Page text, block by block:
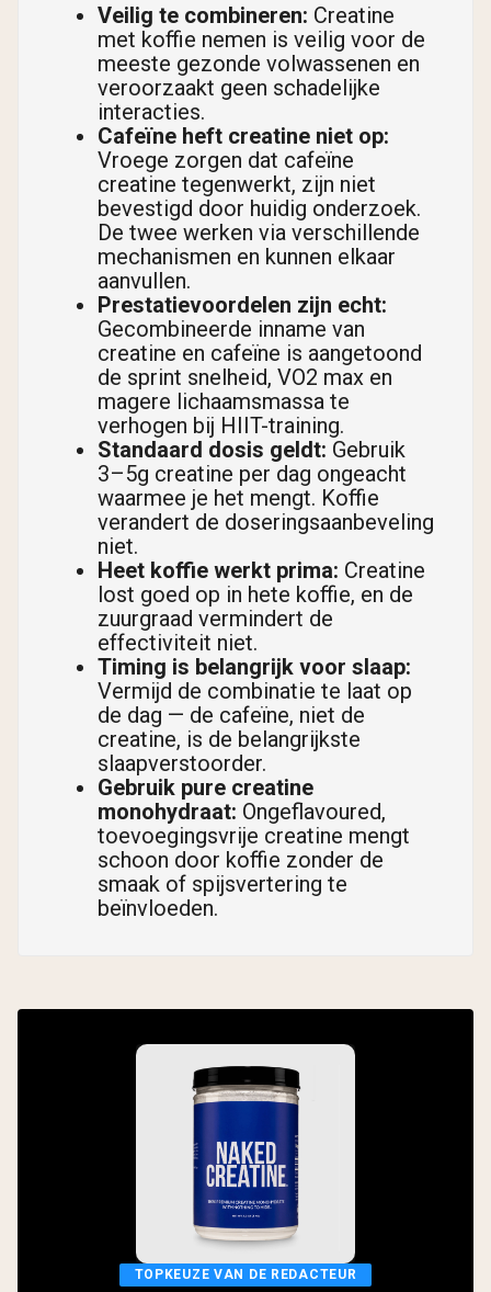
Veilig te combineren: Creatine
met koffie nemen is veilig voor de
meeste gezonde volwassenen en
veroorzaakt geen schadelijke
interacties.
Cafeïne heft creatine niet op:
Vroege zorgen dat cafeïne
creatine tegenwerkt, zijn niet
bevestigd door huidig onderzoek.
De twee werken via verschillende
mechanismen en kunnen elkaar
aanvullen.
Prestatievoordelen zijn echt:
Gecombineerde inname van
creatine en cafeïne is aangetoond
de sprint snelheid, VO2 max en
magere lichaamsmassa te
verhogen bij HIIT-training.
Standaard dosis geldt: Gebruik
3–5g creatine per dag ongeacht
waarmee je het mengt. Koffie
verandert de doseringsaanbeveling
niet.
Heet koffie werkt prima: Creatine
lost goed op in hete koffie, en de
zuurgraad vermindert de
effectiviteit niet.
Timing is belangrijk voor slaap:
Vermijd de combinatie te laat op
de dag — de cafeïne, niet de
creatine, is de belangrijkste
slaapverstoorder.
Gebruik pure creatine
monohydraat: Ongeflavoured,
toevoegingsvrije creatine mengt
schoon door koffie zonder de
smaak of spijsvertering te
beïnvloeden.
TOPKEUZE VAN DE REDACTEUR